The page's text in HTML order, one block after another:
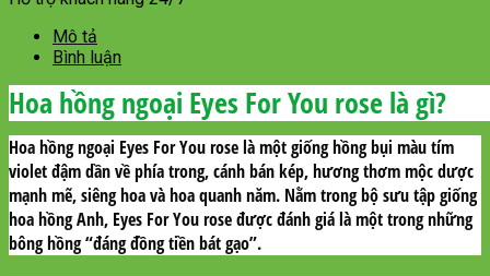
Mô tả
Bình luận
Hoa hồng ngoại Eyes For You rose là gì?
Hoa hồng ngoại Eyes For You rose là một giống hồng bụi màu tím
violet đậm dần về phía trong, cánh bán kép, hương thơm mộc dược
mạnh mẽ, siêng hoa và hoa quanh năm. Nằm trong bộ sưu tập giống
hoa hồng Anh, Eyes For You rose được đánh giá là một trong những
bông hồng “đáng đồng tiền bát gạo”.